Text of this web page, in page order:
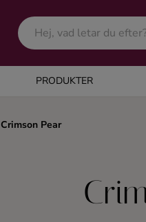
PRODUKTER
Crimson Pear